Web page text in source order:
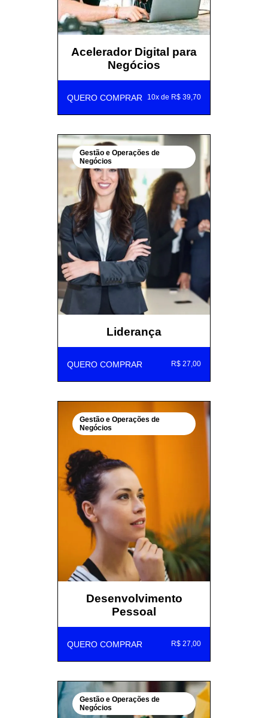
Acelerador Digital para
Negócios
QUERO COMPRAR 10x de R$ 39,70
Gestão e Operações de
Negócios
Liderança
QUERO COMPRAR R$ 27,00
Gestão e Operações de
Negócios
Desenvolvimento
Pessoal
QUERO COMPRAR R$ 27,00
Gestão e Operações de
Negócios